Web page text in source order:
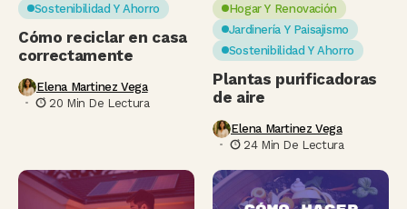
Sostenibilidad Y Ahorro
Cómo reciclar en casa
correctamente
Elena Martinez Vega
20 Min De Lectura
Hogar Y Renovación
Jardinería Y Paisajismo
Sostenibilidad Y Ahorro
Plantas purificadoras
de aire
Elena Martinez Vega
24 Min De Lectura